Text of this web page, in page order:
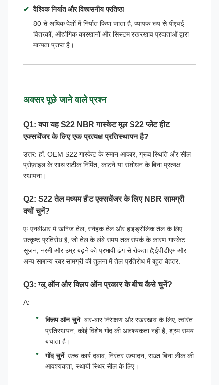
वैश्विक निर्यात और विश्वसनीय प्रतिष्ठा
80 से अधिक देशों में निर्यात किया जाता है, व्यापक रूप से पीएचई
वितरकों, औद्योगिक कारखानों और सिस्टम रखरखाव प्रदाताओं द्वारा
मान्यता प्राप्त है।
अक्सर पूछे जाने वाले प्रश्न
Q1: क्या यह S22 NBR गास्केट मूल S22 प्लेट हीट
एक्सचेंजर के लिए एक प्रत्यक्ष प्रतिस्थापन है?
उत्तर: हाँ. OEM S22 गास्केट के समान आकार, ग्रूव स्थिति और सील
प्रोफ़ाइल के साथ सटीक निर्मित, काटने या संशोधन के बिना प्रत्यक्ष
स्थापना।
Q2: S22 तेल मध्यम हीट एक्सचेंजर के लिए NBR सामग्री
क्यों चुनें?
एः एनबीआर में खनिज तेल, स्नेहक तेल और हाइड्रोलिक तेल के लिए
उत्कृष्ट प्रतिरोध है, जो तेल के लंबे समय तक संपर्क के कारण गास्केट
सूजन, नरमी और उम्र बढ़ने को प्रभावी ढंग से रोकता है;ईपीडीएम और
अन्य सामान्य रबर सामग्री की तुलना में तेल प्रतिरोध में बहुत बेहतर.
Q3: ग्लू ऑन और क्लिप ऑन प्रकार के बीच कैसे चुनें?
A:
क्लिप ऑन चुनें: बार-बार निरीक्षण और रखरखाव के लिए, त्वरित
प्रतिस्थापन, कोई विशेष गोंद की आवश्यकता नहीं है, श्रम समय
बचाता है।
गोंद चुनें: उच्च कार्य दबाव, निरंतर उत्पादन, सख्त बिना लीक की
आवश्यकता, स्थायी स्थिर सील के लिए।